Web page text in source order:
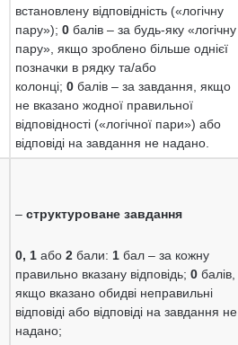
встановлену відповідність («логічну
пару»); 0 балів – за будь-яку «логічну
пару», якщо зроблено більше однієї
позначки в рядку та/або
колонці;0балів – за завдання, якщо
не вказано жодної правильної
відповідності («логічної пари») або
відповіді на завдання не надано.
–структуроване завдання
0, 1або2 бали: 1 бал – за кожну
правильно вказану відповідь;0балів,
якщо вказано обидві неправильні
відповіді або відповіді на завдання не
надано;